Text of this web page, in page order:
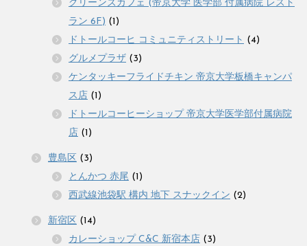
グリーンズカフェ (帝京大学 医学部 付属病院 レスト
ラン 6F) (1)
ドトールコーヒ コミュニティストリート (4)
グルメプラザ (3)
ケンタッキーフライドチキン 帝京大学板橋キャンパ
ス店 (1)
ドトールコーヒーショップ 帝京大学医学部付属病院
店 (1)
豊島区 (3)
とんかつ 赤尾 (1)
西武線池袋駅 構内 地下 スナックイン (2)
新宿区 (14)
カレーショップ C&C 新宿本店 (3)